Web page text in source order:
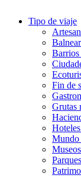
Tipo de viaje
Fin de
Grutas
Mundo
Museos